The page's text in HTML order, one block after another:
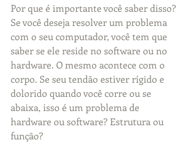
Por que é importante você saber disso?
Se você deseja resolver um problema
com o seu computador, você tem que
saber se ele reside no software ou no
hardware. O mesmo acontece com o
corpo. Se seu tendão estiver rígido e
dolorido quando você corre ou se
abaixa, isso é um problema de
hardware ou software? Estrutura ou
função?